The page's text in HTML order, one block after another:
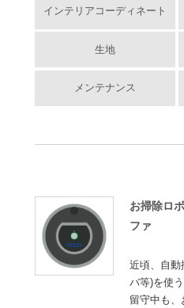
インテリアコーディネート
生地
メンテナンス
お掃除ロ
ファ
近頃、自動
バ等)を使
留守中も